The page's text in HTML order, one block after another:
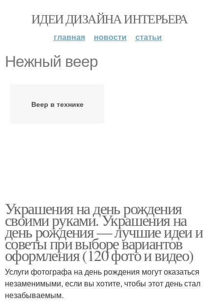
ИДЕИ ДИЗАЙНА ИНТЕРЬЕРА
главная новости статьи
Нежный веер
Веер в технике
Украшения на день рождения
своими руками. Украшения на
день рождения — лучшие идеи и
советы при выборе вариантов
оформления (120 фото и видео)
Услуги фотографа на день рождения могут оказаться
незаменимыми, если вы хотите, чтобы этот день стал
незабываемым.